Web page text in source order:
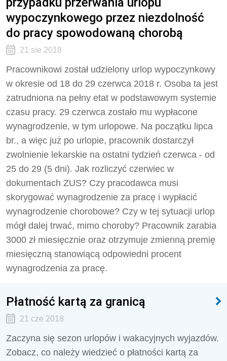
wypoczynkowego przez niezdolność
do pracy spowodowaną chorobą
21 sie 2018
Pracownikowi został udzielony urlop wypoczynkowy
w okresie od 18 do 29 czerwca 2018 r. Osoba ta jest
zatrudniona na pełny etat w podstawowym systemie
czasu pracy. 29 czerwca zostało mu wypłacone
wynagrodzenie, w tym urlopowe. Na początku lipca
br., a więc już po urlopie, pracownik dostarczył
zwolnienie lekarskie na ostatni tydzień czerwca - od
25 do 29 (5 dni). Jak rozliczyć czerwiec w
dokumentach ZUS? Czy pracodawca musi
skorygować wynagrodzenie za pracę i wypłacić
wynagrodzenie chorobowe? Czy w tej sytuacji urlop
mógł dalej trwać, mimo choroby? Pracownik zarabia
3000 zł miesięcznie oraz otrzymuje zmienną premię
miesięczną stanowiącą odpowiedni procent
wynagrodzenia za pracę.
Płatność kartą za granicą
21 cze 2018
Zaczyna się sezon urlopów i wakacyjnych wyjazdów.
Zobacz, co należy wiedzieć o płatności kartą za